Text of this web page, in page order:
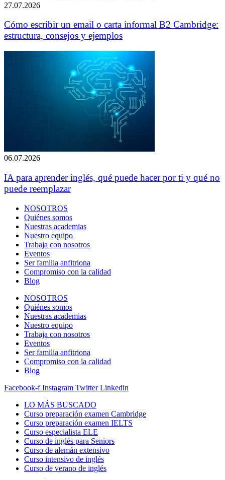
27.07.2026
Cómo escribir un email o carta informal B2 Cambridge:
estructura, consejos y ejemplos
06.07.2026
IA para aprender inglés, qué puede hacer por ti y qué no
puede reemplazar
NOSOTROS
Quiénes somos
Nuestras academias
Nuestro equipo
Trabaja con nosotros
Eventos
Ser familia anfitriona
Compromiso con la calidad
Blog
NOSOTROS
Quiénes somos
Nuestras academias
Nuestro equipo
Trabaja con nosotros
Eventos
Ser familia anfitriona
Compromiso con la calidad
Blog
Facebook-f Instagram Twitter Linkedin
LO MÁS BUSCADO
Curso preparación examen Cambridge
Curso preparación examen IELTS
Curso especialista ELE
Curso de inglés para Seniors
Curso de alemán extensivo
Curso intensivo de inglés
Curso de verano de inglés